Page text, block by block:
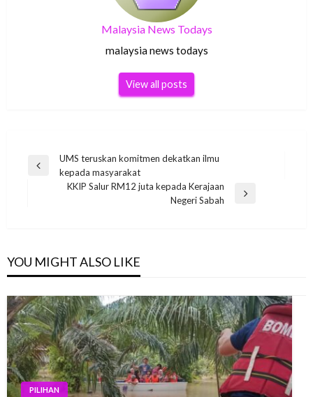
Malaysia News Todays
malaysia news todays
View all posts
Post
navigation
Previous
UMS teruskan komitmen dekatkan ilmu
kepada masyarakat
KKIP Salur RM12 juta kepada Kerajaan
Negeri Sabah
YOU MIGHT ALSO LIKE
PILIHAN